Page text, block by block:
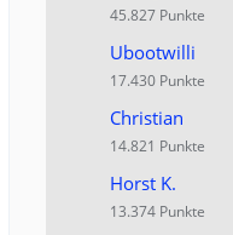
45.827 Punkte
Ubootwilli
17.430 Punkte
Christian
14.821 Punkte
Horst K.
13.374 Punkte